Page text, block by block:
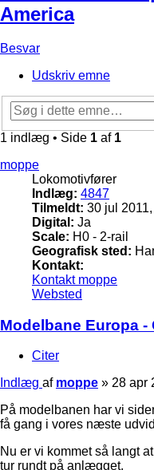
America
Besvar
Udskriv emne
1 indlæg • Side 1 af 1
moppe
Lokomotivfører
Indlæg: 4847
Tilmeldt: 30 jul
Digital: Ja
Scale: H0 - 2-rail
Geografisk sted:
Kontakt:
Kontakt moppe
Websted
Modelbane Europa
Citer
Indlæg af moppe » 28 apr
På modelbanen har vi
få gang i vores næste
Nu er vi kommet så langt
tur rundt på anlægget.